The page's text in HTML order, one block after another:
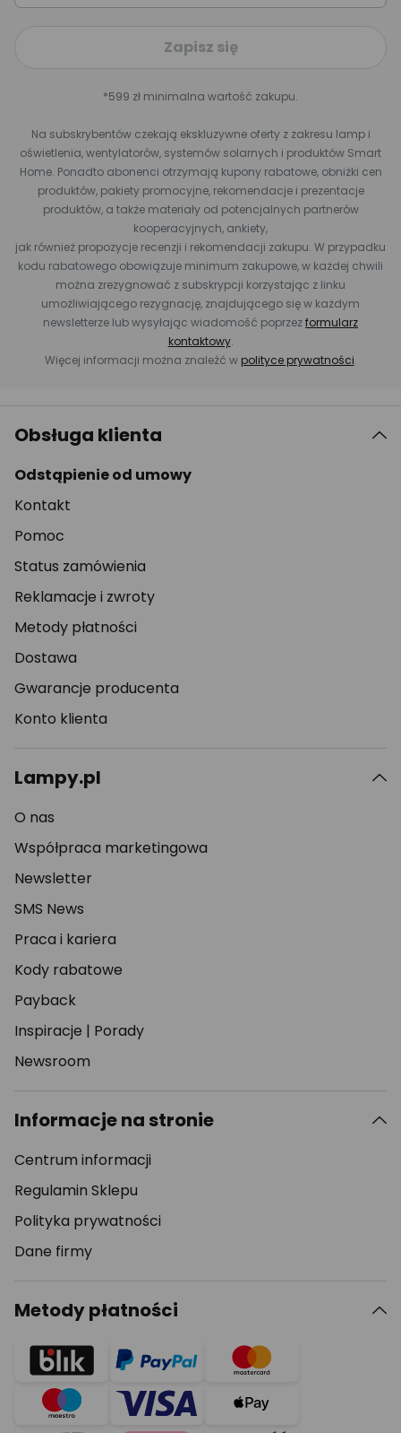
Zapisz się
*599 zł minimalna wartość zakupu.
Na subskrybentów czekają ekskluzywne oferty z zakresu lamp i
oświetlenia, wentylatorów, systemów solarnych i produktów Smart
Home. Ponadto abonenci otrzymają kupony rabatowe, obniżki cen
produktów, pakiety promocyjne, rekomendacje i prezentacje
produktów, a także materiały od potencjalnych partnerów
kooperacyjnych, ankiety,
jak również propozycje recenzji i rekomendacji zakupu. W przypadku
kodu rabatowego obowiązuje minimum zakupowe, w każdej chwili
można zrezygnować z subskrypcji korzystając z linku
umożliwiającego rezygnację, znajdującego się w każdym
newsletterze lub wysyłając wiadomość poprzezformularz
kontaktowy.
Więcej informacji można znaleźć w polityce prywatności.
Obsługa klienta
Odstąpienie od umowy
Kontakt
Pomoc
Status zamówienia
Reklamacje i zwroty
Metody płatności
Dostawa
Gwarancje producenta
Konto klienta
Lampy.pl
O nas
Współpraca marketingowa
Newsletter
SMS News
Praca i kariera
Kody rabatowe
Payback
Inspiracje | Porady
Newsroom
Informacje na stronie
Centrum informacji
Regulamin Sklepu
Polityka prywatności
Dane firmy
Metody płatności